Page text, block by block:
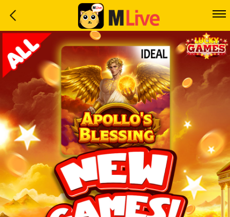
Home
Event
LuckyGame
WinwinCoin
Debit
Mdoll
Help
Support
Language